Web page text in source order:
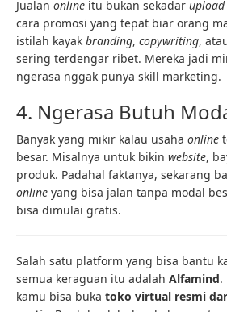
Jualan online itu bukan sekadar upload
cara promosi yang tepat biar orang
istilah kayak branding, copywriting,
sering terdengar ribet. Mereka jadi
ngerasa nggak punya skill marketing.
4. Ngerasa Butuh
Banyak yang mikir kalau usaha online
besar. Misalnya untuk bikin website,
produk. Padahal faktanya, sekarang
online yang bisa jalan tanpa modal
bisa dimulai gratis.
Salah satu platform yang bisa bantu
semua keraguan itu adalah Alfamind.
kamu bisa buka toko virtual resmi